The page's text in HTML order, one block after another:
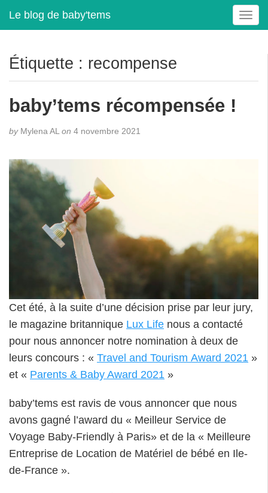
Le blog de baby'tems
T
o
e
Étiquette : recompense
baby’tems récompensée !
byMylena AL on 4 novembre 2021
Cet été, à la suite d’une décision prise par leur jury,
le magazine britannique Lux Life nous a contacté
pour nous annoncer notre nomination à deux de
leurs concours : « Travel and Tourism Award 2021 »
et « Parents & Baby Award 2021 »
baby’tems est ravis de vous annoncer que nous
avons gagné l’award du « Meilleur Service de
Voyage Baby-Friendly à Paris» et de la « Meilleure
Entreprise de Location de Matériel de bébé en Ile-
de-France ».